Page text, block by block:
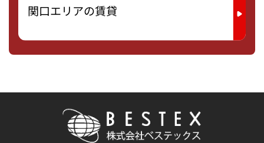
関口エリアの賃貸